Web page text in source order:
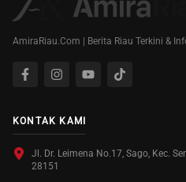
AmiraRiau.Com | Berita Riau Terkini &
KONTAK KAMI
Jl. Dr. Leimena No.17, Sago, Kec.
28151